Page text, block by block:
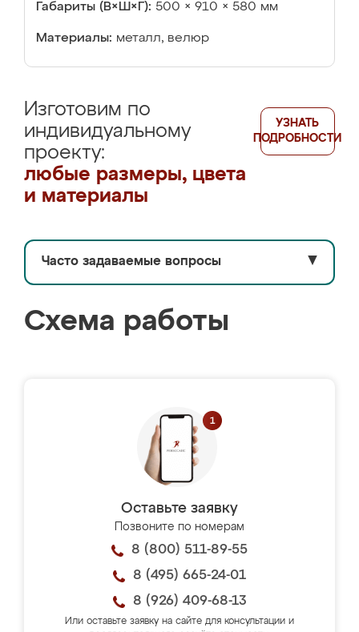
Габариты (В×Ш×Г): 500 × 910 × 580 мм
Материалы: металл, велюр
Изготовим по
индивидуальному
проекту:
любые размеры, цвета
и материалы
УЗНАТЬ
ПОДРОБНОСТИ
Часто задаваемые вопросы ▼
Схема работы
Оставьте заявку
Позвоните по номерам
8 (800) 511-89-55
8 (495) 665-24-01
8 (926) 409-68-13
Или оставьте заявку на сайте для консультации и